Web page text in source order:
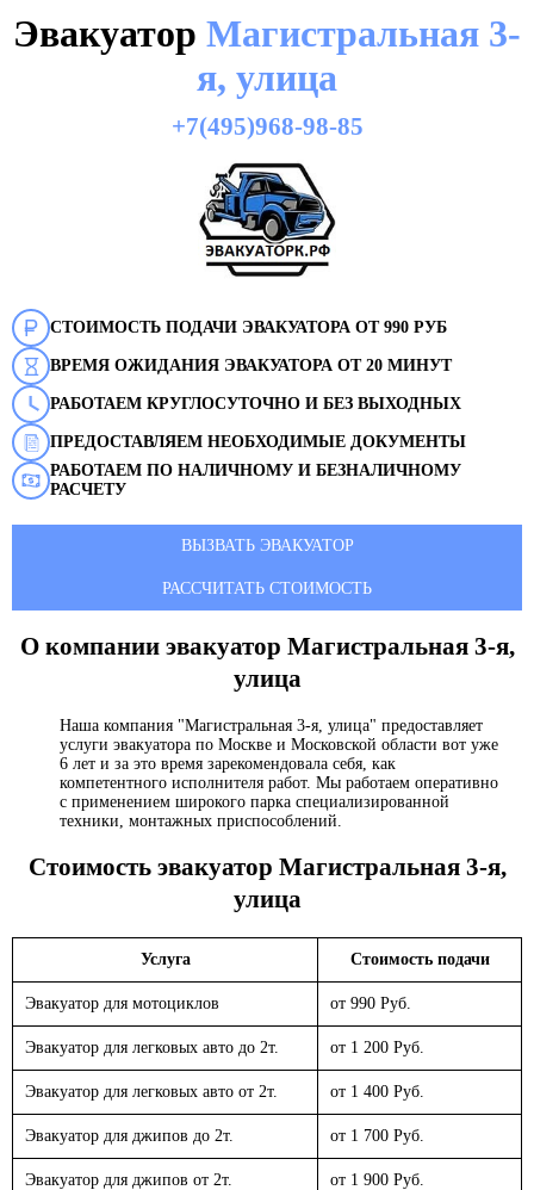
Эвакуатор Магистральная 3-
я, улица
+7(495)968-98-85
СТОИМОСТЬ ПОДАЧИ ЭВАКУАТОРА ОТ 990 РУБ
ВРЕМЯ ОЖИДАНИЯ ЭВАКУАТОРА ОТ 20 МИНУТ
РАБОТАЕМ КРУГЛОСУТОЧНО И БЕЗ ВЫХОДНЫХ
ПРЕДОСТАВЛЯЕМ НЕОБХОДИМЫЕ ДОКУМЕНТЫ
РАБОТАЕМ ПО НАЛИЧНОМУ И БЕЗНАЛИЧНОМУ
РАСЧЕТУ
ВЫЗВАТЬ ЭВАКУАТОР
РАССЧИТАТЬ СТОИМОСТЬ
О компании эвакуатор Магистральная 3-я,
улица
Наша компания "Магистральная 3-я, улица" предоставляет
услуги эвакуатора по Москве и Московской области вот уже
6 лет и за это время зарекомендовала себя, как
компетентного исполнителя работ. Мы работаем оперативно
с применением широкого парка специализированной
техники, монтажных приспособлений.
Стоимость эвакуатор Магистральная 3-я,
улица
Услуга Стоимость подачи
Эвакуатор для мотоциклов от 990 Руб.
Эвакуатор для легковых авто до 2т. от 1 200 Руб.
Эвакуатор для легковых авто от 2т. от 1 400 Руб.
Эвакуатор для джипов до 2т. от 1 700 Руб.
Эвакуатор для джипов от 2т. от 1 900 Руб.